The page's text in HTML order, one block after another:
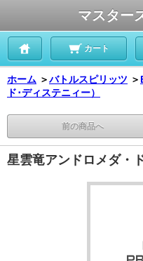
マスター
カート
ホーム ＞バトルスピリッツ ＞
ド･ディステニィー）
前の商品へ
星雲竜アンドロメダ・